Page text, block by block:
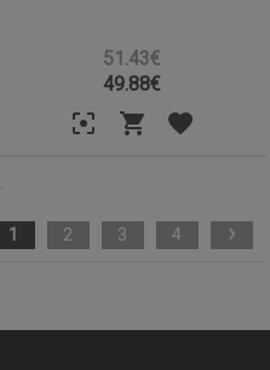
51.43€
49.88€
1 2 3 4 ›